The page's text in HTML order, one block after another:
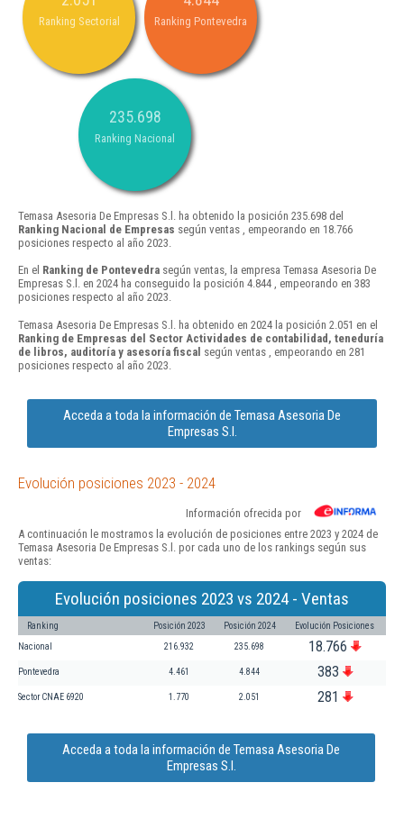
Ranking Sectorial Ranking Pontevedra
235.698
Ranking Nacional
Temasa Asesoria De Empresas S.l. ha obtenido la posición 235.698 del
Ranking Nacional de Empresas según ventas , empeorando en 18.766
posiciones respecto al año 2023.
En el Ranking de Pontevedra según ventas, la empresa Temasa Asesoria De
Empresas S.l. en 2024 ha conseguido la posición 4.844 , empeorando en 383
posiciones respecto al año 2023.
Temasa Asesoria De Empresas S.l. ha obtenido en 2024 la posición 2.051 en el
Ranking de Empresas del Sector Actividades de contabilidad, teneduría
de libros, auditoría y asesoría fiscal según ventas , empeorando en 281
posiciones respecto al año 2023.
Acceda a toda la información de Temasa Asesoria De
Empresas S.l.
Evolución posiciones 2023 - 2024
Información ofrecida por
A continuación le mostramos la evolución de posiciones entre 2023 y 2024 de
Temasa Asesoria De Empresas S.l. por cada uno de los rankings según sus
ventas:
Evolución posiciones 2023 vs 2024 - Ventas
Ranking Posición 2023 Posición 2024 Evolución Posiciones
Nacional 216.932 235.698 18.766
Pontevedra 4.461 4.844 383
Sector CNAE 6920 1.770 2.051 281
Acceda a toda la información de Temasa Asesoria De
Empresas S.l.